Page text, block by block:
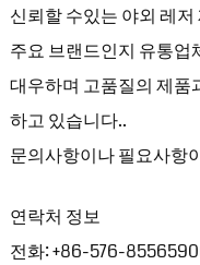
신뢰할 수있는 야외 레
주요 브랜드인지 유통업
대우하며 고품질의 제품
하고 있습니다..
문의사항이나 필요사항
연락처 정보
전화: +86-576-